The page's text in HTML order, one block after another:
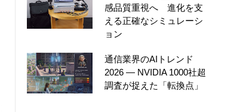
感品質重視へ 進化を支
える正確なシミュレーシ
ョン
通信業界のAIトレンド
2026 ― NVIDIA 1000社超
調査が捉えた「転換点」